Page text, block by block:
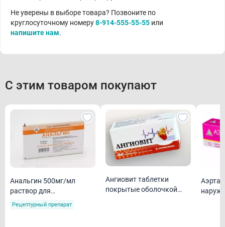
Не уверены в выборе товара? Позвоните по
круглосуточному номеру8-914-555-55-55 или
напишите нам.
С этим товаром покупают
Анальгин 500мг/мл
раствор для
внутривенного и
Рецептурный препарат
Ангиовит таблетки
покрытые оболочкой